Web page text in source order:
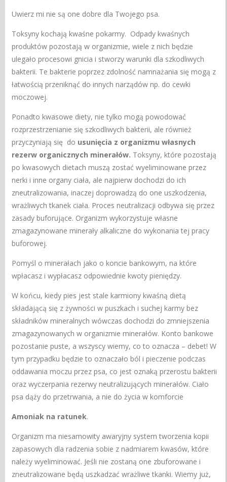
Uwierz mi nie są one dobre dla Twojego psa.
Toksyny kochają kwaśne pokarmy. Odpady kwaśnych
produktów pozostają w organizmie, wiele z nich będzie
ulegało procesowi gnicia i stworzy warunki dla szkodliwych
bakterii. Te bakterie poprzez zdolność namnażania się mogą z
łatwością przeniknąć do innych narządów np. do cewki
moczowej.
Ponadto kwasowe diety, nie tylko mogą powodować
rozprzestrzenianie się szkodliwych bakterii, ale również
przyczyniają się do usunięcia z organizmu własnych
rezerw organicznych minerałów. Toksyny, które pozostają
po kwasowych dietach muszą zostać wyeliminowane przez
nerki i inne organy ciała, ale najpierw dochodzi do ich
zneutralizowania, inaczej doprowadzą do one uszkodzenia,
wrażliwych tkanek ciała. Proces neutralizacji odbywa się przez
zasady buforujące. Organizm wykorzystuje własne
zmagazynowane minerały alkaliczne do wykonania tej pracy
buforowej.
Pomyśl o minerałach jako o koncie bankowym, na które
wpłacasz i wypłacasz odpowiednie kwoty pieniędzy.
W końcu, kiedy pies jest stale karmiony kwaśną dietą
składającą się z żywności w puszkach i suchej karmy bez
składników mineralnych wówczas dochodzi do zmniejszenia
zmagazynowanych w organizmie minerałów. Konto bankowe
pozostanie puste, a wszyscy wiemy, co to oznacza – debet! W
tym przypadku będzie to oznaczało ból i pieczenie podczas
oddawania moczu przez psa, co jest oznaką przerostu bakterii
oraz wyczerpania rezerwy neutralizujących minerałów. Ciało
psa dąży do przetrwania, a nie do życia w komforcie
Amoniak na ratunek.
Organizm ma niesamowity awaryjny system tworzenia kopii
zapasowych dla radzenia sobie z nadmiarem kwasów, które
należy wyeliminować. Jeśli nie zostaną one zbuforowane i
zneutralizowane będą uszkadzać wrażliwe tkanki. Wiemy już,